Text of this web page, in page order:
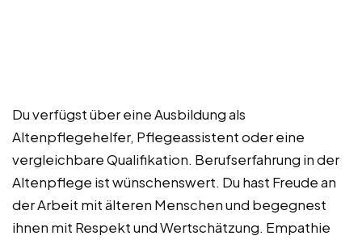
Du verfügst über eine Ausbildung als
Altenpflegehelfer, Pflegeassistent oder eine
vergleichbare Qualifikation. Berufserfahrung in der
Altenpflege ist wünschenswert. Du hast Freude an
der Arbeit mit älteren Menschen und begegnest
ihnen mit Respekt und Wertschätzung. Empathie